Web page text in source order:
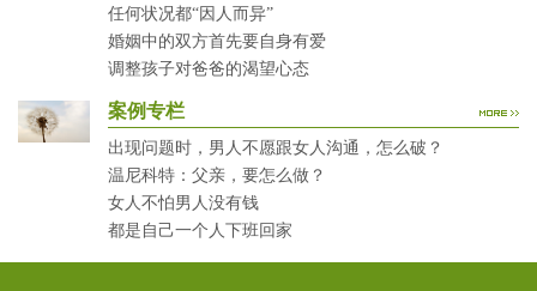
任何状况都“因人而异”
婚姻中的双方首先要自身有爱
调整孩子对爸爸的渴望心态
案例专栏
出现问题时，男人不愿跟女人沟通，怎么破？
温尼科特：父亲，要怎么做？
女人不怕男人没有钱
都是自己一个人下班回家